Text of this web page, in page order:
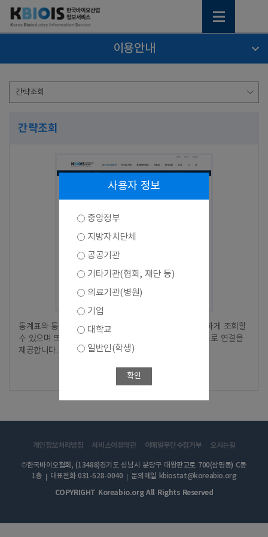
이용안내
간략조회
통계표와 통계차트에 대해서 별도의 화면 전환없이 간단하게 조회할
수 있으며 또한, 상세한 간편분석을 위한 간편분석 서비스로 연결을
제공합니다.
바로가기
사용자 정보
중앙정부
지방자치단체
공공기관
기타기관(협회, 재단 등)
의료기관(병원)
기업
대학교
일반인(학생)
확인
개인정보처리방침 서비스이용약관 이메일무단수집거부 오시는길
©한국바이오협회, (13488)경기도 성남시 분당구 대왕판교로 700(삼평동) C동
1층
대표전화 031-628-0040
문의메일 kbiostat@koreabio.org
COPYRIGHT Koreabio.org All Rights Reserved